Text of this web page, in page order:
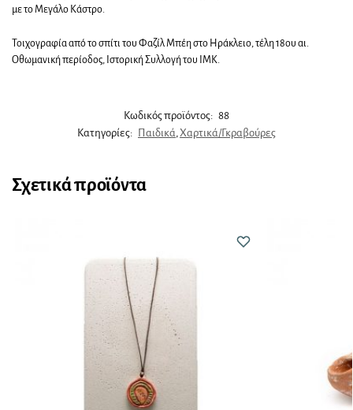
με το Μεγάλο Κάστρο.
Τοιχογραφία από το σπίτι του Φαζίλ Μπέη στο Ηράκλειο, τέλη 18ου αι.
Οθωμανική περίοδος, Ιστορική Συλλογή του ΙΜΚ.
Κωδικός προϊόντος: 88
Κατηγορίες: Παιδικά,Χαρτικά/Γκραβούρες
Σχετικά προϊόντα